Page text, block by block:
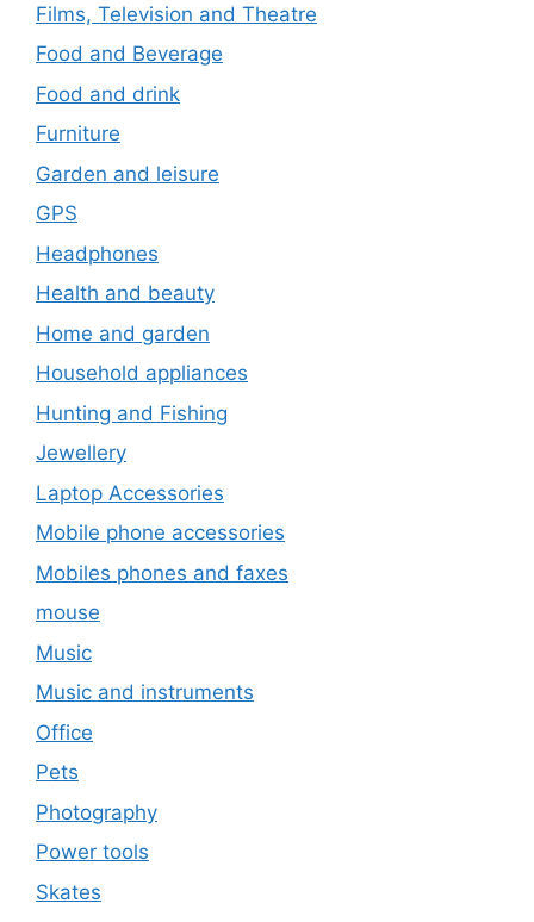
Films, Television and Theatre
Food and Beverage
Food and drink
Furniture
Garden and leisure
GPS
Headphones
Health and beauty
Home and garden
Household appliances
Hunting and Fishing
Jewellery
Laptop Accessories
Mobile phone accessories
Mobiles phones and faxes
mouse
Music
Music and instruments
Office
Pets
Photography
Power tools
Skates